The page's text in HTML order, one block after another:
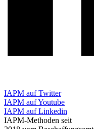
IAPM auf Twitter
IAPM auf Youtube
IAPM auf Linkedin
IAPM-Methoden seit